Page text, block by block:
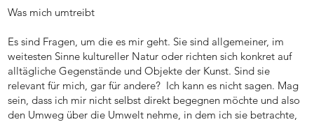
Was mich umtreibt
Es sind Fragen, um die es mir geht. Sie sind allgemeiner, im
weitesten Sinne kultureller Natur oder richten sich konkret auf
alltägliche Gegenstände und Objekte der Kunst. Sind sie
relevant für mich, gar für andere? Ich kann es nicht sagen. Mag
sein, dass ich mir nicht selbst direkt begegnen möchte und also
den Umweg über die Umwelt nehme, in dem ich sie betrachte,